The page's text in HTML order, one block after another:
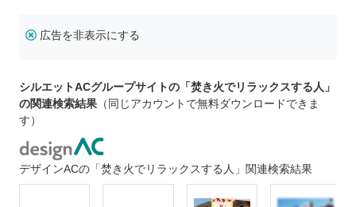
広告を非表示にする
シルエットACグループサイトの「焚き火でリラックスする人」
の関連検索結果 （同じアカウントで無料ダウンロードできま
す）
デザインACの「焚き火でリラックスする人」関連検索結果